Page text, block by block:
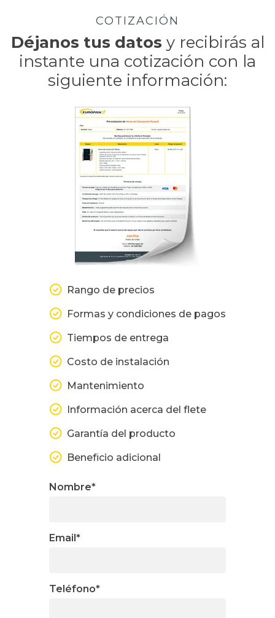
COTIZACIÓN
Déjanos tus datos y recibirás al
instante una cotización con la
siguiente información:
Rango de precios
Formas y condiciones de pagos
Tiempos de entrega
Costo de instalación
Mantenimiento
Información acerca del flete
Garantía del producto
Beneficio adicional
Nombre*
Email*
Teléfono*